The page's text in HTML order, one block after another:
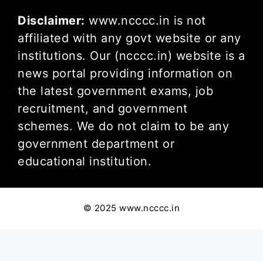
Disclaimer: www.ncccc.in is not
affiliated with any govt website or any
institutions. Our (ncccc.in) website is a
news portal providing information on
the latest government exams, job
recruitment, and government
schemes. We do not claim to be any
government department or
educational institution.
© 2025 www.ncccc.in